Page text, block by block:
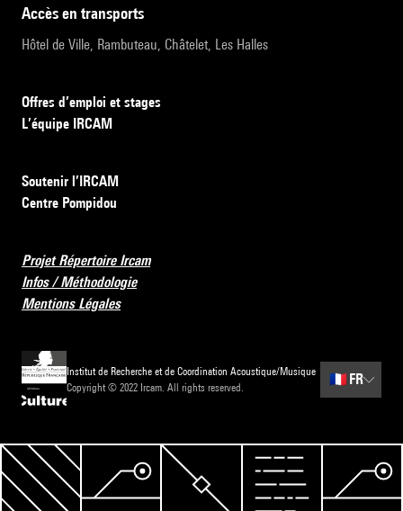
accès en transports
Hôtel de Ville, Rambuteau, Châtelet, Les Halles
Offres d’emploi et stages
L’équipe IRCAM
Soutenir l’IRCAM
Centre Pompidou
Projet Répertoire Ircam
Infos / Méthodologie
Mentions Légales
Institut de Recherche et de Coordination Acoustique/Musique
Copyright © 2022 Ircam. All rights reserved.
🇫🇷 FR